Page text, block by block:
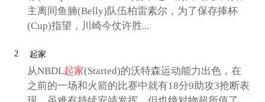
主离间鱼腩(Belly)队伍柏雷素尔，为了保存捧杯
(Cup)指望，川崎今仗许胜...
2 起家
从NBDL起家(Started)的沃特森运动能力出色，在
之前的一场和火箭的比赛中就有18分9助攻3抢断表